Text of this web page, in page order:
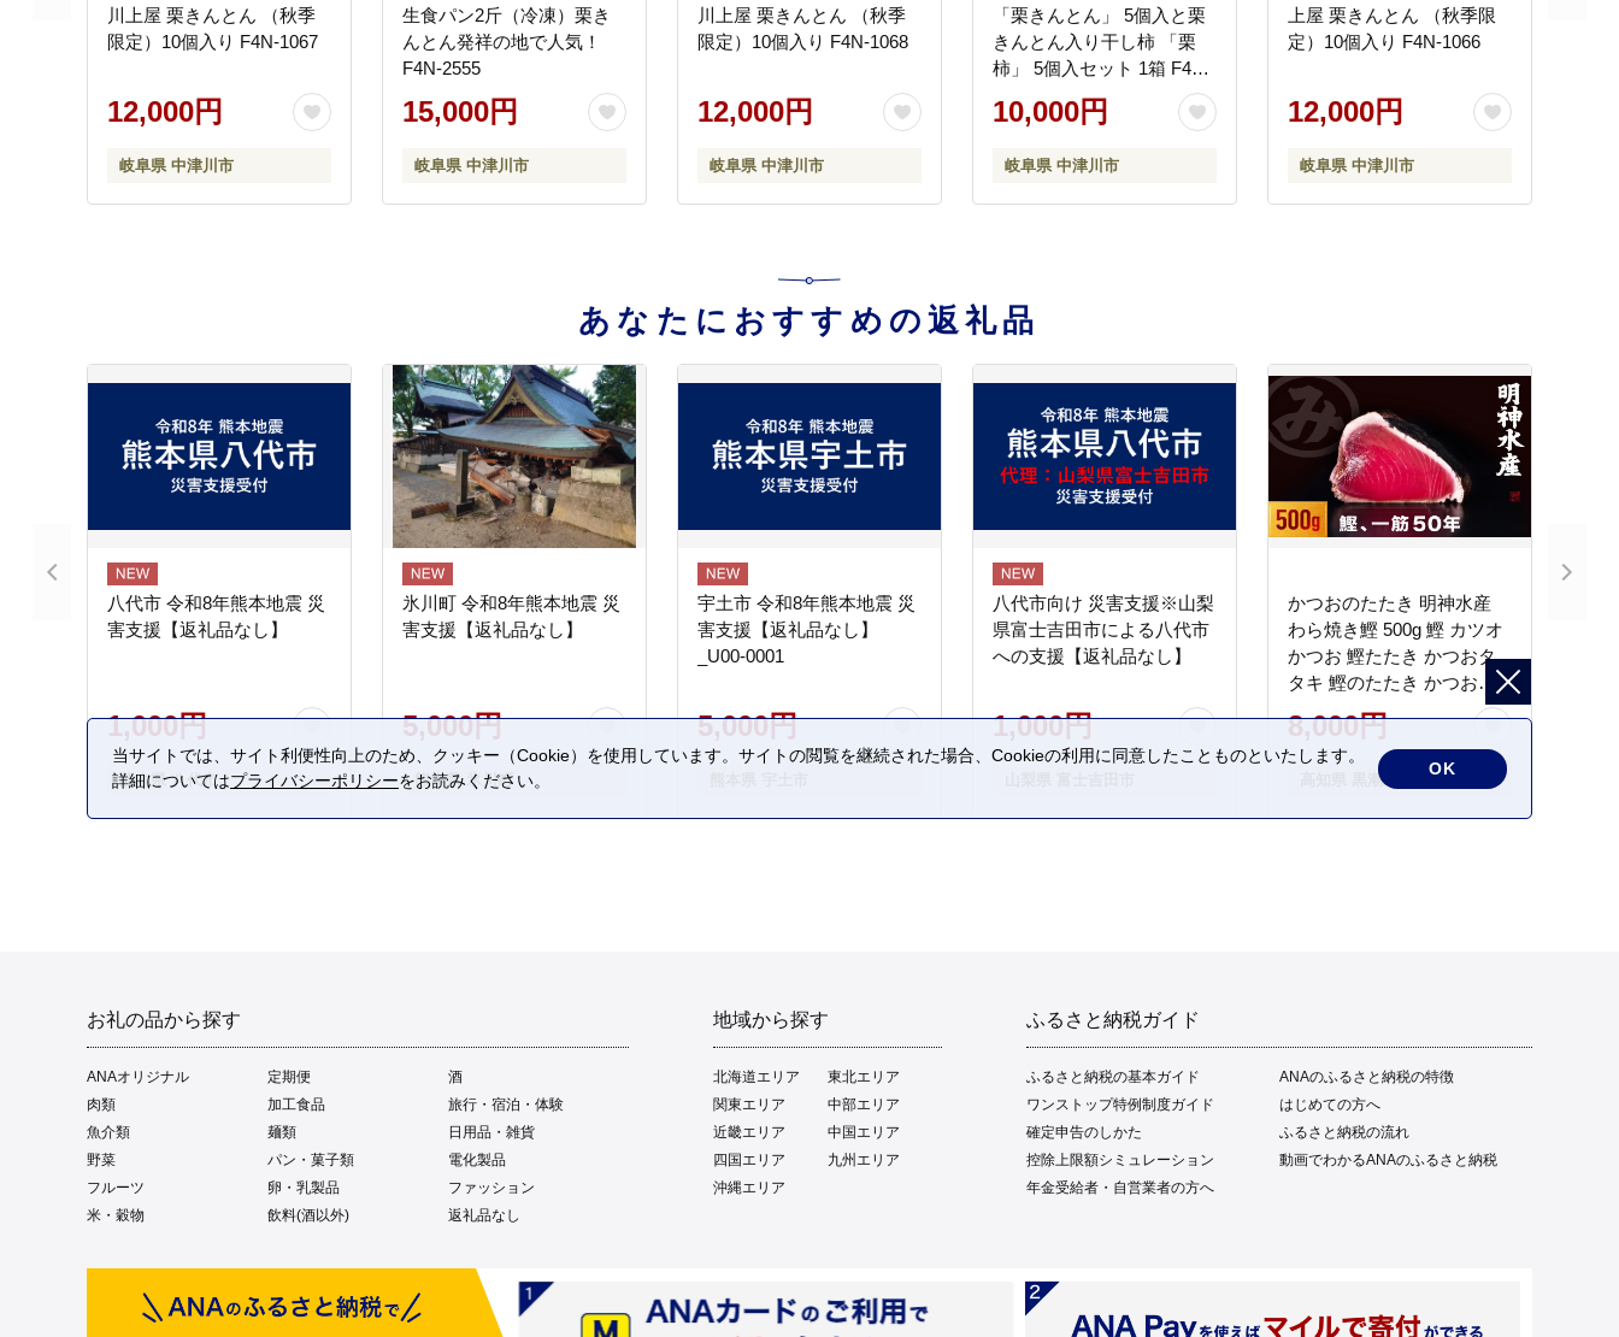
川上屋 栗きんとん （秋季
限定）10個入り F4N-1067
12,000円
岐阜県 中津川市
生食パン2斤（冷凍）栗き
んとん発祥の地で人気！
F4N-2555
15,000円
岐阜県 中津川市
川上屋 栗きんとん （秋季
限定）10個入り F4N-1068
12,000円
岐阜県 中津川市
「栗きんとん」 5個入と栗
きんとん入り干し柿 「栗
柿」 5個入セット 1箱 F4N-
10,000円
岐阜県 中津川市
上屋 栗きんとん （秋季限
定）10個入り F4N-1066
12,000円
岐阜県 中津川市
あなたにおすすめの返礼品
八代市 令和8年熊本地震 災
害支援【返礼品なし】
1,000円
熊本県 八代市
氷川町 令和8年熊本地震 災
害支援【返礼品なし】
5,000円
熊本県 氷川町
宇土市 令和8年熊本地震 災
害支援【返礼品なし】
_U00-0001
5,000円
八代市向け 災害支援※山梨
県富士吉田市による八代市
への支援【返礼品なし】
1,000円
かつおのたたき 明神水産
わら焼き鰹 500g 鰹 カツオ
かつお 鰹たたき かつおタ
タキ 鰹のたたき かつおの
タタキ 藁焼き わら焼き 魚
さかな 海鮮 刺身 お刺身 冷
凍 ご家庭用 グルメ 特産品
ご当地 本場 高知 黒潮町 ギ
フト 贈答品 人気 返礼品 ふ
8,000円
高知県 黒潮町
お礼の品から探す
ANAオリジナル 定期便
酒
肉類
加工食品
旅行・宿泊・体験
魚介類
麺類
日用品・雑貨
野菜
パン・菓子類
電化製品
フルーツ
卵・乳製品
ファッション
米・穀物
飲料(酒以外) 返礼品なし
地域から探す
北海道エリア
東北エリア
関東エリア
中部エリア
近畿エリア
中国エリア
四国エリア
九州エリア
沖縄エリア
ふるさと納税ガイド
ふるさと納税の基本ガイド
ANAのふるさと納税の特徴
ワンストップ特例制度ガイド
はじめての方へ
確定申告のしかた
ふるさと納税の流れ
控除上限額シミュレーション
動画でわかるANAのふるさと納税
年金受給者・自営業者の方へ
当サイトでは、サイト利便性向上のため、クッキー（Cookie）を使用しています。サイトの閲覧を継続された場合、Cookieの利用に同意したことものといたします。
詳細についてはプライバシーポリシーをお読みください。
OK